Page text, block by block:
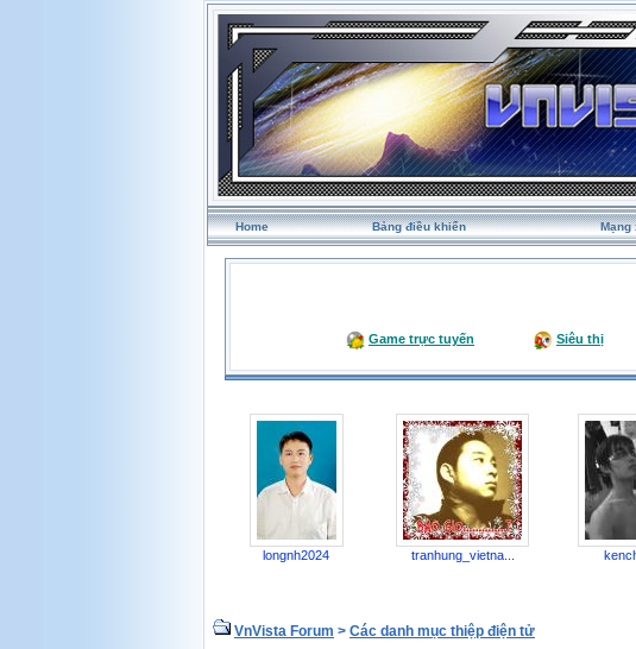
Home Bảng điều khiển Mạng
Game trực tuyến Siêu thị
longnh2024 tranhung_vietna...
VnVista Forum > Các danh mục thiệp điện tử